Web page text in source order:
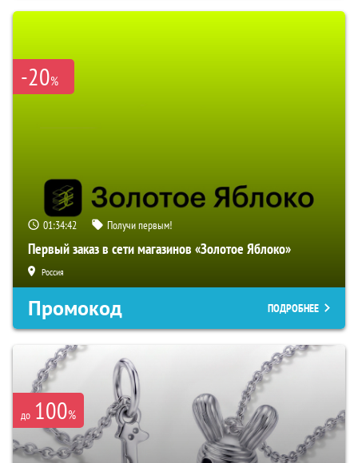
-20%
01:34:40 Получи первым!
Первый заказ в сети магазинов «Золотое Яблоко»
Россия
Промокод ПОДРОБНЕЕ
до 100%